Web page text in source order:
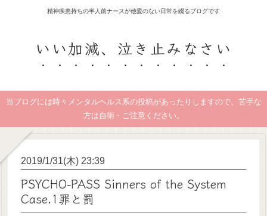
精神疾患持ちの半人前ナースが他愛のない日常を綴るブログです
いい加減、泣き止みなさい
当ブログには時々メンタルヘルス系の投稿があったりしますので、苦手な
方は自衛・ご注意ください。
2019/1/31(木) 23:39
PSYCHO-PASS Sinners of the System
Case.1罪と罰